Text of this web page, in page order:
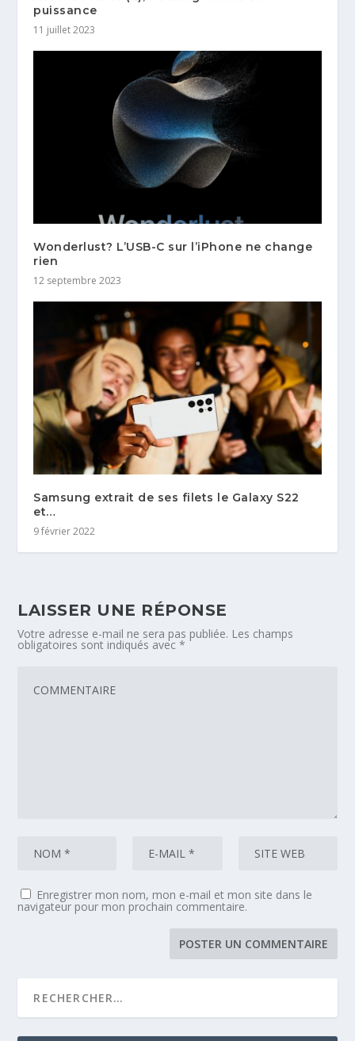
puissance
11 juillet 2023
Wonderlust? L’USB-C sur l’iPhone ne change
rien
12 septembre 2023
Samsung extrait de ses filets le Galaxy S22
et…
9 février 2022
LAISSER UNE RÉPONSE
Votre adresse e-mail ne sera pas publiée. Les champs
obligatoires sont indiqués avec*
Enregistrer mon nom, mon e-mail et mon site dans le
navigateur pour mon prochain commentaire.